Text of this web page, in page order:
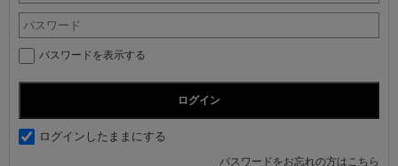
パスワードを表示する
ログインしたままにする
パスワードをお忘れの方はこちら